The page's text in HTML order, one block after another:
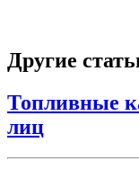
Другие
Топливные
лиц